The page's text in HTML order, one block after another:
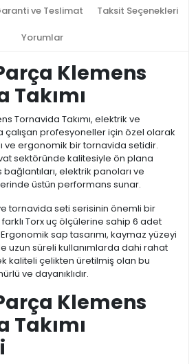
ve Teslimat Taksit Seçenekleri
Yorumlar
Klemens
Takımı
Tornavida Takımı, elektrik ve
çalışan profesyoneller için özel olarak
ve ergonomik bir tornavida setidir.
sektöründe kalitesiyle ön plana
elektrik panoları ve
üstün performans sunar.
tornavida seti serisinin önemli bir
Torx uç ölçülerine sahip 6 adet
sap tasarımı, kaymaz yüzeyi
uzun süreli kullanımlarda dahi rahat
kaliteli çelikten üretilmiş olan bu
ve dayanıklıdır.
Klemens
Takımı